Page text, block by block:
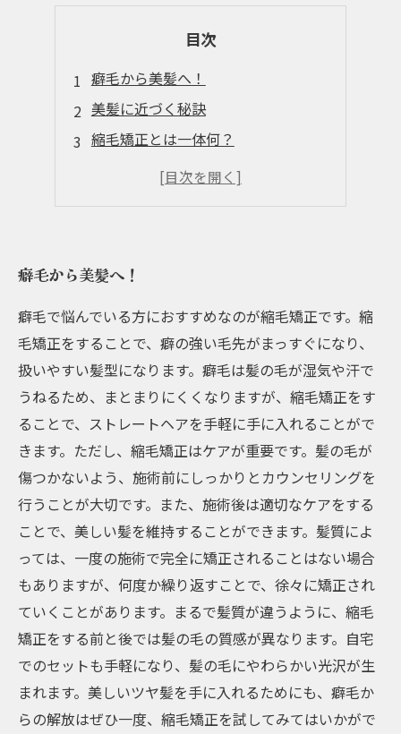
目次
癖毛から美髪へ！
美髪に近づく秘訣
縮毛矯正とは一体何？
傷まない縮毛矯正はこう行う
癖毛から美髪へ！
癖毛で悩んでいる方におすすめなのが縮毛矯正です。縮
毛矯正をすることで、癖の強い毛先がまっすぐになり、
扱いやすい髪型になります。癖毛は髪の毛が湿気や汗で
うねるため、まとまりにくくなりますが、縮毛矯正をす
ることで、ストレートヘアを手軽に手に入れることがで
きます。ただし、縮毛矯正はケアが重要です。髪の毛が
傷つかないよう、施術前にしっかりとカウンセリングを
行うことが大切です。また、施術後は適切なケアをする
ことで、美しい髪を維持することができます。髪質によ
っては、一度の施術で完全に矯正されることはない場合
もありますが、何度か繰り返すことで、徐々に矯正され
ていくことがあります。まるで髪質が違うように、縮毛
矯正をする前と後では髪の毛の質感が異なります。自宅
でのセットも手軽になり、髪の毛にやわらかい光沢が生
まれます。美しいツヤ髪を手に入れるためにも、癖毛か
らの解放はぜひ一度、縮毛矯正を試してみてはいかがで